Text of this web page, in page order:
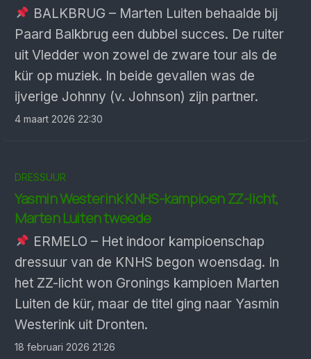
BALKBRUG – Marten Luiten behaalde bij
Paard Balkbrug een dubbel succes. De ruiter
uit Vledder won zowel de zware tour als de
kür op muziek. In beide gevallen was de
ijverige Johnny (v. Johnson) zijn partner.
4 maart 2026 22:30
DRESSUUR
Yasmin Westerink KNHS-kampioen ZZ-licht,
Marten Luiten tweede
ERMELO – Het indoor kampioenschap
dressuur van de KNHS begon woensdag. In
het ZZ-licht won Gronings kampioen Marten
Luiten de kür, maar de titel ging naar Yasmin
Westerink uit Dronten.
18 februari 2026 21:26